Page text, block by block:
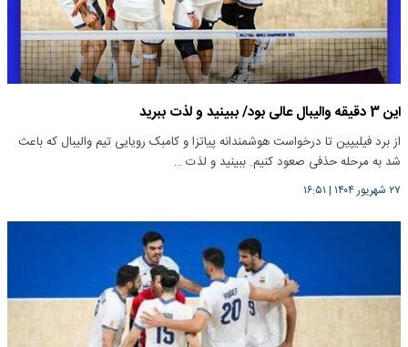
این 3 دقیقه والیبال عالی بود/ ببینید و لذت ببرید
از برد فیلیپین تا درخواست هوشمندانه پیاتزا و کامبک رویایی تیم والیبال که باعث
شد به مرحله حذفی صعود کنیم. ببینید و لذت …
۲۷ شهریور ۱۴۰۴ | ۱۶:۵۱